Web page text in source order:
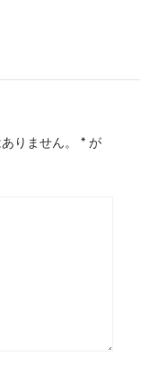
りません。 * が